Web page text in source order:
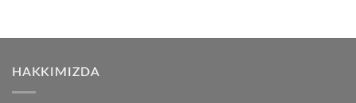
HAKKIMIZDA